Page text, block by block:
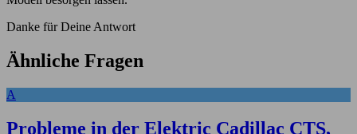
Danke für Deine Antwort
Ähnliche Fragen
A
Probleme in der Elektric Cadillac CTS,